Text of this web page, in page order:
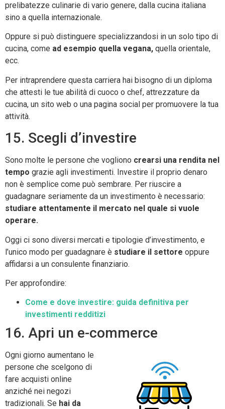
prelibatezze culinarie di vario genere, dalla cucina italiana
sino a quella internazionale.
Oppure si può distinguere specializzandosi in un solo tipo di
cucina, come ad esempio quella vegana, quella orientale,
ecc.
Per intraprendere questa carriera hai bisogno di un diploma
che attesti le tue abilità di cuoco o chef, attrezzature da
cucina, un sito web o una pagina social per promuovere la tua
attività.
15. Scegli d’investire
Sono molte le persone che vogliono crearsi una rendita nel
tempo grazie agli investimenti. Investire il proprio denaro
non è semplice come può sembrare. Per riuscire a
guadagnare seriamente da un investimento è necessario:
studiare attentamente il mercato nel quale si vuole
operare.
Oggi ci sono diversi mercati e tipologie d’investimento, e
l’unico modo per guadagnare è studiare il settore oppure
affidarsi a un consulente finanziario.
Per approfondire:
Come e dove investire: guida definitiva per
investimenti redditizi
16. Apri un e-commerce
Ogni giorno aumentano le
persone che scelgono di
fare acquisti online
anziché nei negozi
tradizionali. Se hai da